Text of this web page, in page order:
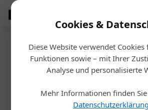
Cookies &
Diese Website verwendet Cookies
Funktionen sowie – mit Ihrer
Analyse und personalisierte
Mehr Informationen finden
Datenschutzerklärung
Startseite/BIM
Building Information
in